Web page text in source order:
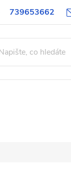
739653662
Obchodní podmínky